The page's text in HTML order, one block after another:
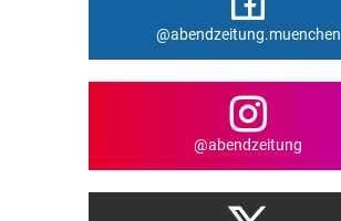
@abendzeitung.muenchen
@abendzeitung